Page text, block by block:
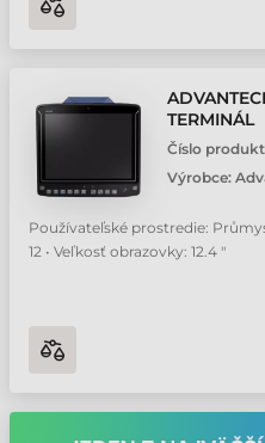
TERMINÁL
Číslo
Výrobce:
Používateľské prostredie:
12 • Veľkosť obrazovky: 12.4 "